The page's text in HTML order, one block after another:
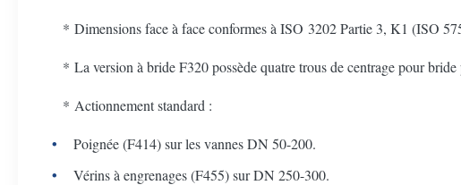
* Dimensions face à face conformes à ISO 3202 Partie 3, K1 (ISO
* La version à bride F320 possède quatre trous de centrage pour
* Actionnement standard :
Poignée (F414) sur les vannes DN 50-200.
Vérins à engrenages (F455) sur DN 250-300.